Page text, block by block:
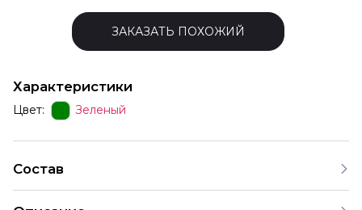
ЗАКАЗАТЬ ПОХОЖИЙ
Характеристики
Цвет: Зеленый
Состав